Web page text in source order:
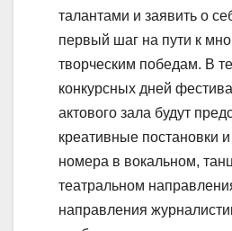
талантами и заявить о
первый шаг на пути к
творческим победам. В
конкурсных дней
актового зала будут
креативные постановки
номера в вокальном,
театральном
направления